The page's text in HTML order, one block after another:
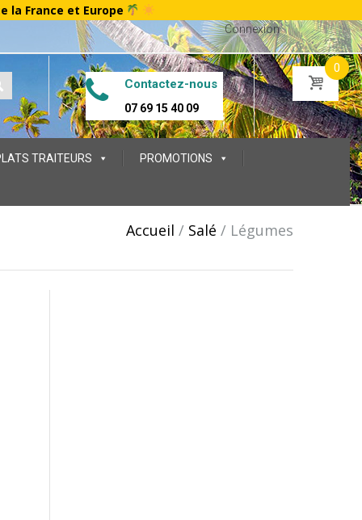
la France et Europe
Connexion
Contactez-nous
07 69 15 40 09
0
TRAITEURS PROMOTIONS
Accueil / Salé / Légumes